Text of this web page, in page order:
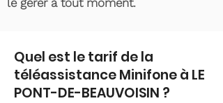
le gérer à tout moment.
Quel est le tarif de la
téléassistance Minifone à LE
PONT-DE-BEAUVOISIN ?